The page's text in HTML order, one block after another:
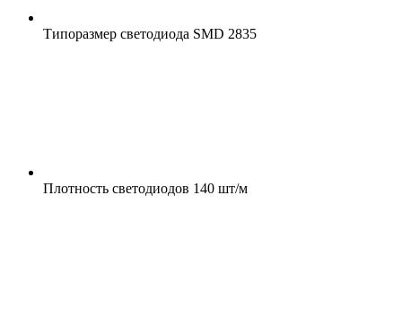
Типоразмер светодиода SMD 2835
Плотность светодиодов 140 шт/м